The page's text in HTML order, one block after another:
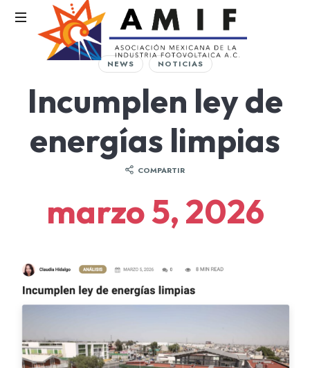
AMIF
de
Fotovoltaica
NEWS NOTICIAS
Incumplen ley de
energías limpias
COMPARTIR
marzo 5, 2026